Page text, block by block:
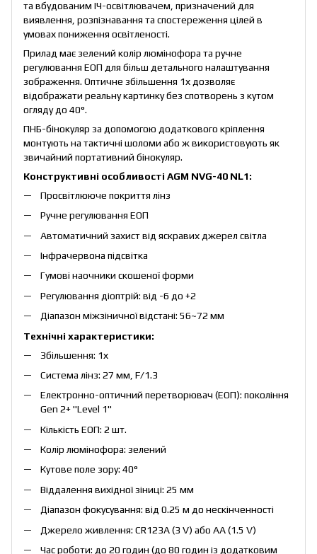
та вбудованим ІЧ-освітлювачем, призначений для
виявлення, розпізнавання та спостереження цілей в
умовах пониження освітленості.
Прилад має зелений колір люмінофора та ручне
регулювання ЕОП для більш детального налаштування
зображення. Оптичне збільшення 1х дозволяє
відображати реальну картинку без спотворень з кутом
огляду до 40°.
ПНБ-бінокуляр за допомогою додаткового кріплення
монтують на тактичні шоломи або ж використовують як
звичайний портативний бінокуляр.
Конструктивні особливості AGM NVG-40 NL1:
Просвітлююче покриття лінз
Ручне регулювання ЕОП
Автоматичний захист від яскравих джерел світла
Інфрачервона підсвітка
Гумові наочники скошеної форми
Регулювання діоптрій: від -6 до +2
Діапазон міжзіничної відстані: 56~72 мм
Технічні характеристики:
Збільшення: 1х
Система лінз: 27 мм, F/1.3
Електронно-оптичний перетворювач (ЕОП): покоління
Gen 2+ "Level 1"
Кількість ЕОП: 2 шт.
Колір люмінофора: зелений
Кутове поле зору: 40°
Віддалення вихідної зіниці: 25 мм
Діапазон фокусування: від 0.25 м до нескінченності
Джерело живлення: CR123A (3 V) або AA (1.5 V)
Час роботи: до 20 годин (до 80 годин із додатковим